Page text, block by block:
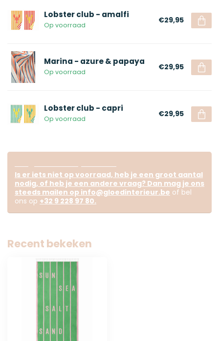
Lobster club - amalfi
Op voorraad
€29,95
Marina - azure & papaya
Op voorraad
€29,95
Lobster club - capri
Op voorraad
€29,95
Is er iets niet op voorraad, heb je een groot aantal
nodig, of heb je een andere vraag? Dan mag je ons
steeds mailen op info@gloedinterieur.be of bel
ons op +32 9 228 97 80.
Recent bekeken